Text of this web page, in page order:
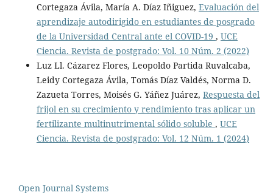
Cortegaza Ávila, María A. Díaz Iñiguez, Evaluación del
aprendizaje autodirigido en estudiantes de posgrado
de la Universidad Central ante el COVID-19 , UCE
Ciencia. Revista de postgrado: Vol. 10 Núm. 2 (2022)
Luz Ll. Cázarez Flores, Leopoldo Partida Ruvalcaba,
Leidy Cortegaza Ávila, Tomás Díaz Valdés, Norma D.
Zazueta Torres, Moisés G. Yáñez Juárez, Respuesta del
frijol en su crecimiento y rendimiento tras aplicar un
fertilizante multinutrimental sólido soluble , UCE
Ciencia. Revista de postgrado: Vol. 12 Núm. 1 (2024)
Open Journal Systems